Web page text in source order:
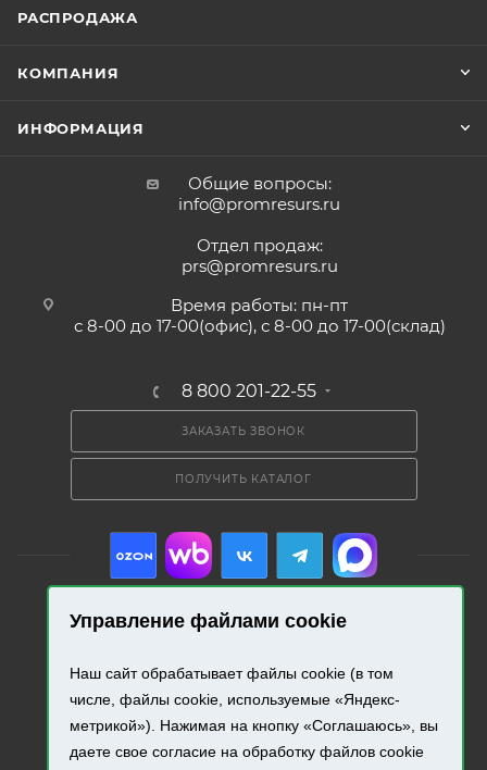
Управление файлами cookie
Наш сайт обрабатывает файлы cookie (в том
числе, файлы cookie, используемые «Яндекс-
метрикой»). Нажимая на кнопку «Соглашаюсь», вы
даете свое согласие на обработку файлов cookie
РАСПРОДАЖА
КОМПАНИЯ
ИНФОРМАЦИЯ
Общие вопросы:
info@promresurs.ru
Отдел продаж:
prs@promresurs.ru
Время работы: пн-пт
с 8-00 до 17-00(офис), с 8-00 до 17-00(склад)
8 800 201-22-55
ЗАКАЗАТЬ ЗВОНОК
ПОЛУЧИТЬ КАТАЛОГ
Разработка и продвижение сайта.